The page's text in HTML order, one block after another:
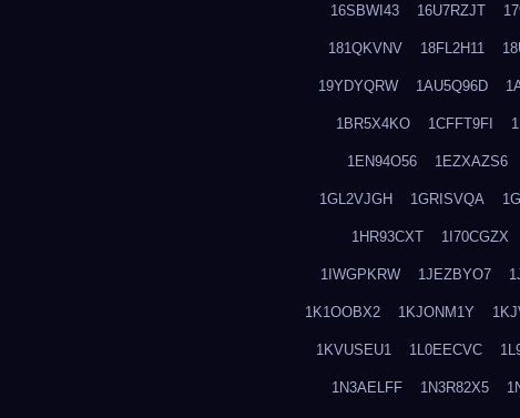
16SBWI43 16U7RZJT
181QKVNV 18FL2H11
19YDYQRW 1AU5Q96D
1BR5X4KO 1CFFT9FI
1EN94O56 1EZXAZS6
1GL2VJGH 1GRISVQA
1HR93CXT 1I70CGZX
1IWGPKRW 1JEZBYO7
1K1OOBX2 1KJONM1Y
1KVUSEU1 1L0EECVC
1N3AELFF 1N3R82X5